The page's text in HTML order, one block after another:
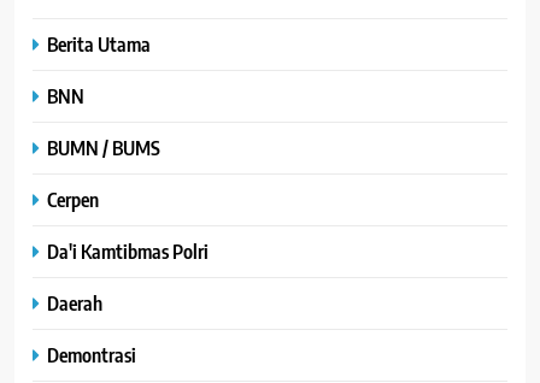
Berita Utama
BNN
BUMN / BUMS
Cerpen
Da'i Kamtibmas Polri
Daerah
Demontrasi